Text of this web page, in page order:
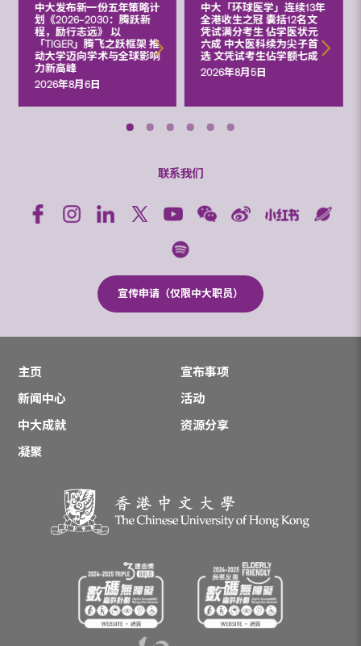
中大发布新一份五年策略计
划《2026‒2030：腾跃新
程，励行志远》 以
「TIGER」腾飞之跃框架 推
动大学迈向学术与全球影响
力新高峰
2026年8月6日
中大「环球医学」连续13年
全港收生之冠 囊括12名文
凭试满分考生 佔学医状元
六成 中大医科续为尖子首
选 文凭试考生佔学额七成
2026年8月5日
联系我们
宣传申请（仅限中大职员）
主页
宣布事项
新闻中心
活动
中大成就
资源分享
凝聚